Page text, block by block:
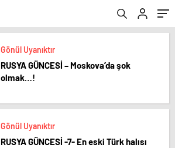
Gönül Uyanıktır
RUSYA GÜNCESİ – Moskova’da şok
olmak…!
Gönül Uyanıktır
RUSYA GÜNCESİ -7- En eski Türk halısı